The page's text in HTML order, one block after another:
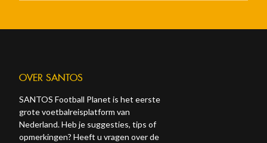
OVER SANTOS
SANTOS Football Planet is het eerste
grote voetbalreisplatform van
Nederland. Heb je suggesties, tips of
opmerkingen? Heeft u vragen over de